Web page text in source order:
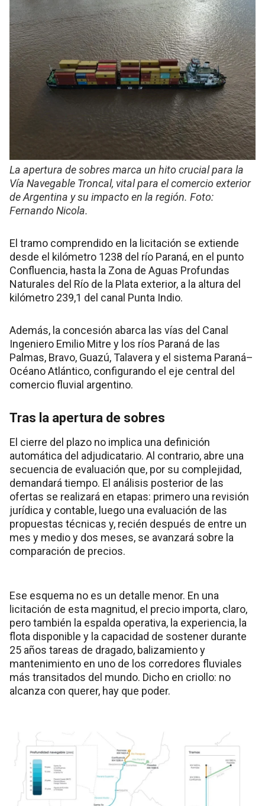
La apertura de sobres marca un hito crucial para la
Vía Navegable Troncal, vital para el comercio exterior
de Argentina y su impacto en la región. Foto:
Fernando Nicola.
El tramo comprendido en la licitación se extiende
desde el kilómetro 1238 del río Paraná, en el punto
Confluencia, hasta la Zona de Aguas Profundas
Naturales del Río de la Plata exterior, a la altura del
kilómetro 239,1 del canal Punta Indio.
Además, la concesión abarca las vías del Canal
Ingeniero Emilio Mitre y los ríos Paraná de las
Palmas, Bravo, Guazú, Talavera y el sistema Paraná–
Océano Atlántico, configurando el eje central del
comercio fluvial argentino.
Tras la apertura de sobres
El cierre del plazo no implica una definición
automática del adjudicatario. Al contrario, abre una
secuencia de evaluación que, por su complejidad,
demandará tiempo. El análisis posterior de las
ofertas se realizará en etapas: primero una revisión
jurídica y contable, luego una evaluación de las
propuestas técnicas y, recién después de entre un
mes y medio y dos meses, se avanzará sobre la
comparación de precios.
Ese esquema no es un detalle menor. En una
licitación de esta magnitud, el precio importa, claro,
pero también la espalda operativa, la experiencia, la
flota disponible y la capacidad de sostener durante
25 años tareas de dragado, balizamiento y
mantenimiento en uno de los corredores fluviales
más transitados del mundo. Dicho en criollo: no
alcanza con querer, hay que poder.